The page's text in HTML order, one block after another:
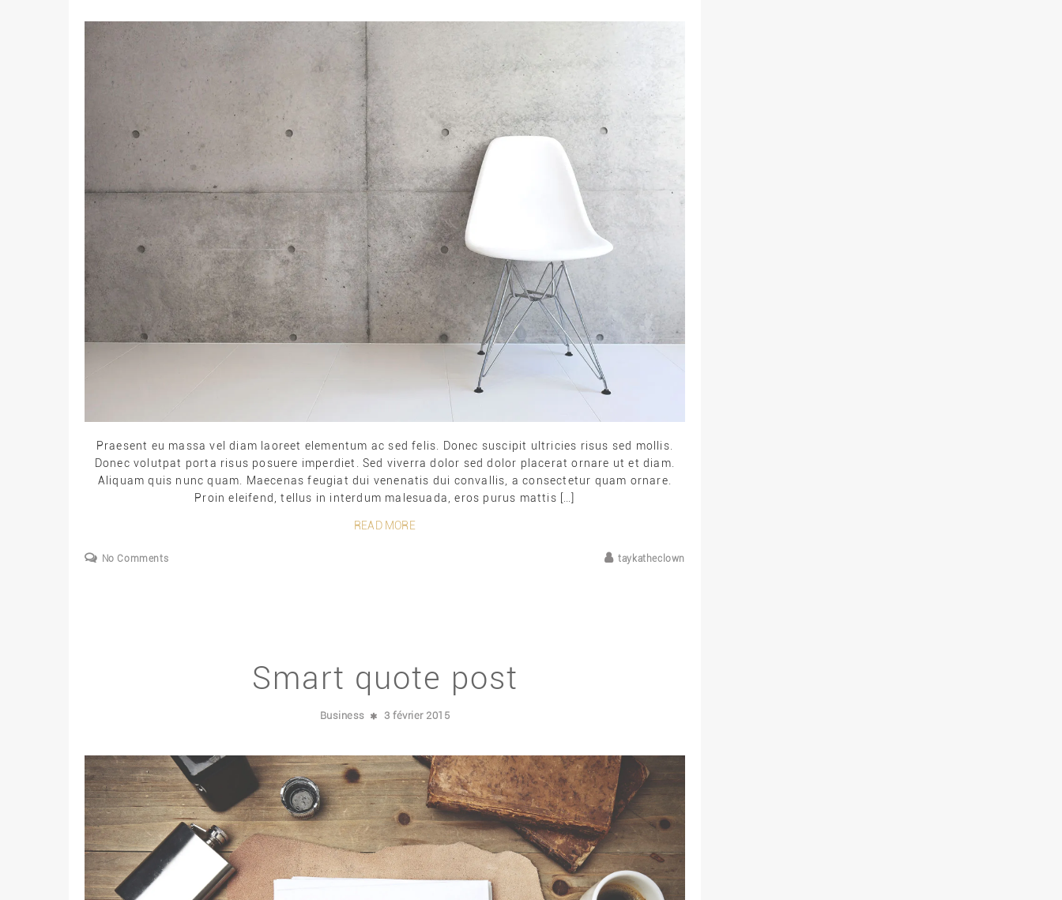
Praesent eu massa vel diam laoreet elementum ac sed felis. Donec suscipit ultricies risus sed mollis.
Donec volutpat porta risus posuere imperdiet. Sed viverra dolor sed dolor placerat ornare ut et diam.
Aliquam quis nunc quam. Maecenas feugiat dui venenatis dui convallis, a consectetur quam ornare.
Proin eleifend, tellus in interdum malesuada, eros purus mattis […]
READ MORE
No Comments taykatheclown
Smart quote post
Business 3 février 2015